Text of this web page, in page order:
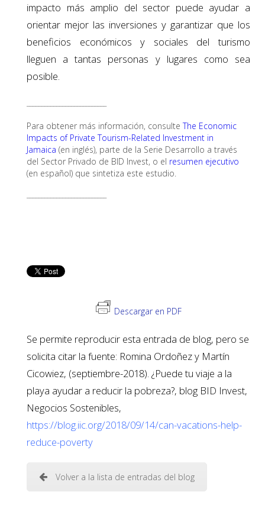
impacto más amplio del sector puede ayudar a
orientar mejor las inversiones y garantizar que los
beneficios económicos y sociales del turismo
lleguen a tantas personas y lugares como sea
posible.
Para obtener más información, consulteThe Economic
Impacts of Private Tourism-Related Investment in
Jamaica (en inglés), parte de la Serie Desarrollo a través
del Sector Privado de BID Invest, o el resumen ejecutivo
(en español) que sintetiza este estudio.
Descargar en PDF
Se permite reproducir esta entrada de blog, pero se
solicita citar la fuente: Romina Ordoñez y Martín
Cicowiez, (septiembre-2018). ¿Puede tu viaje a la
playa ayudar a reducir la pobreza?, blog BID Invest,
Negocios Sostenibles,
https://blog.iic.org/2018/09/14/can-vacations-help-
reduce-poverty
Volver a la lista de entradas del blog